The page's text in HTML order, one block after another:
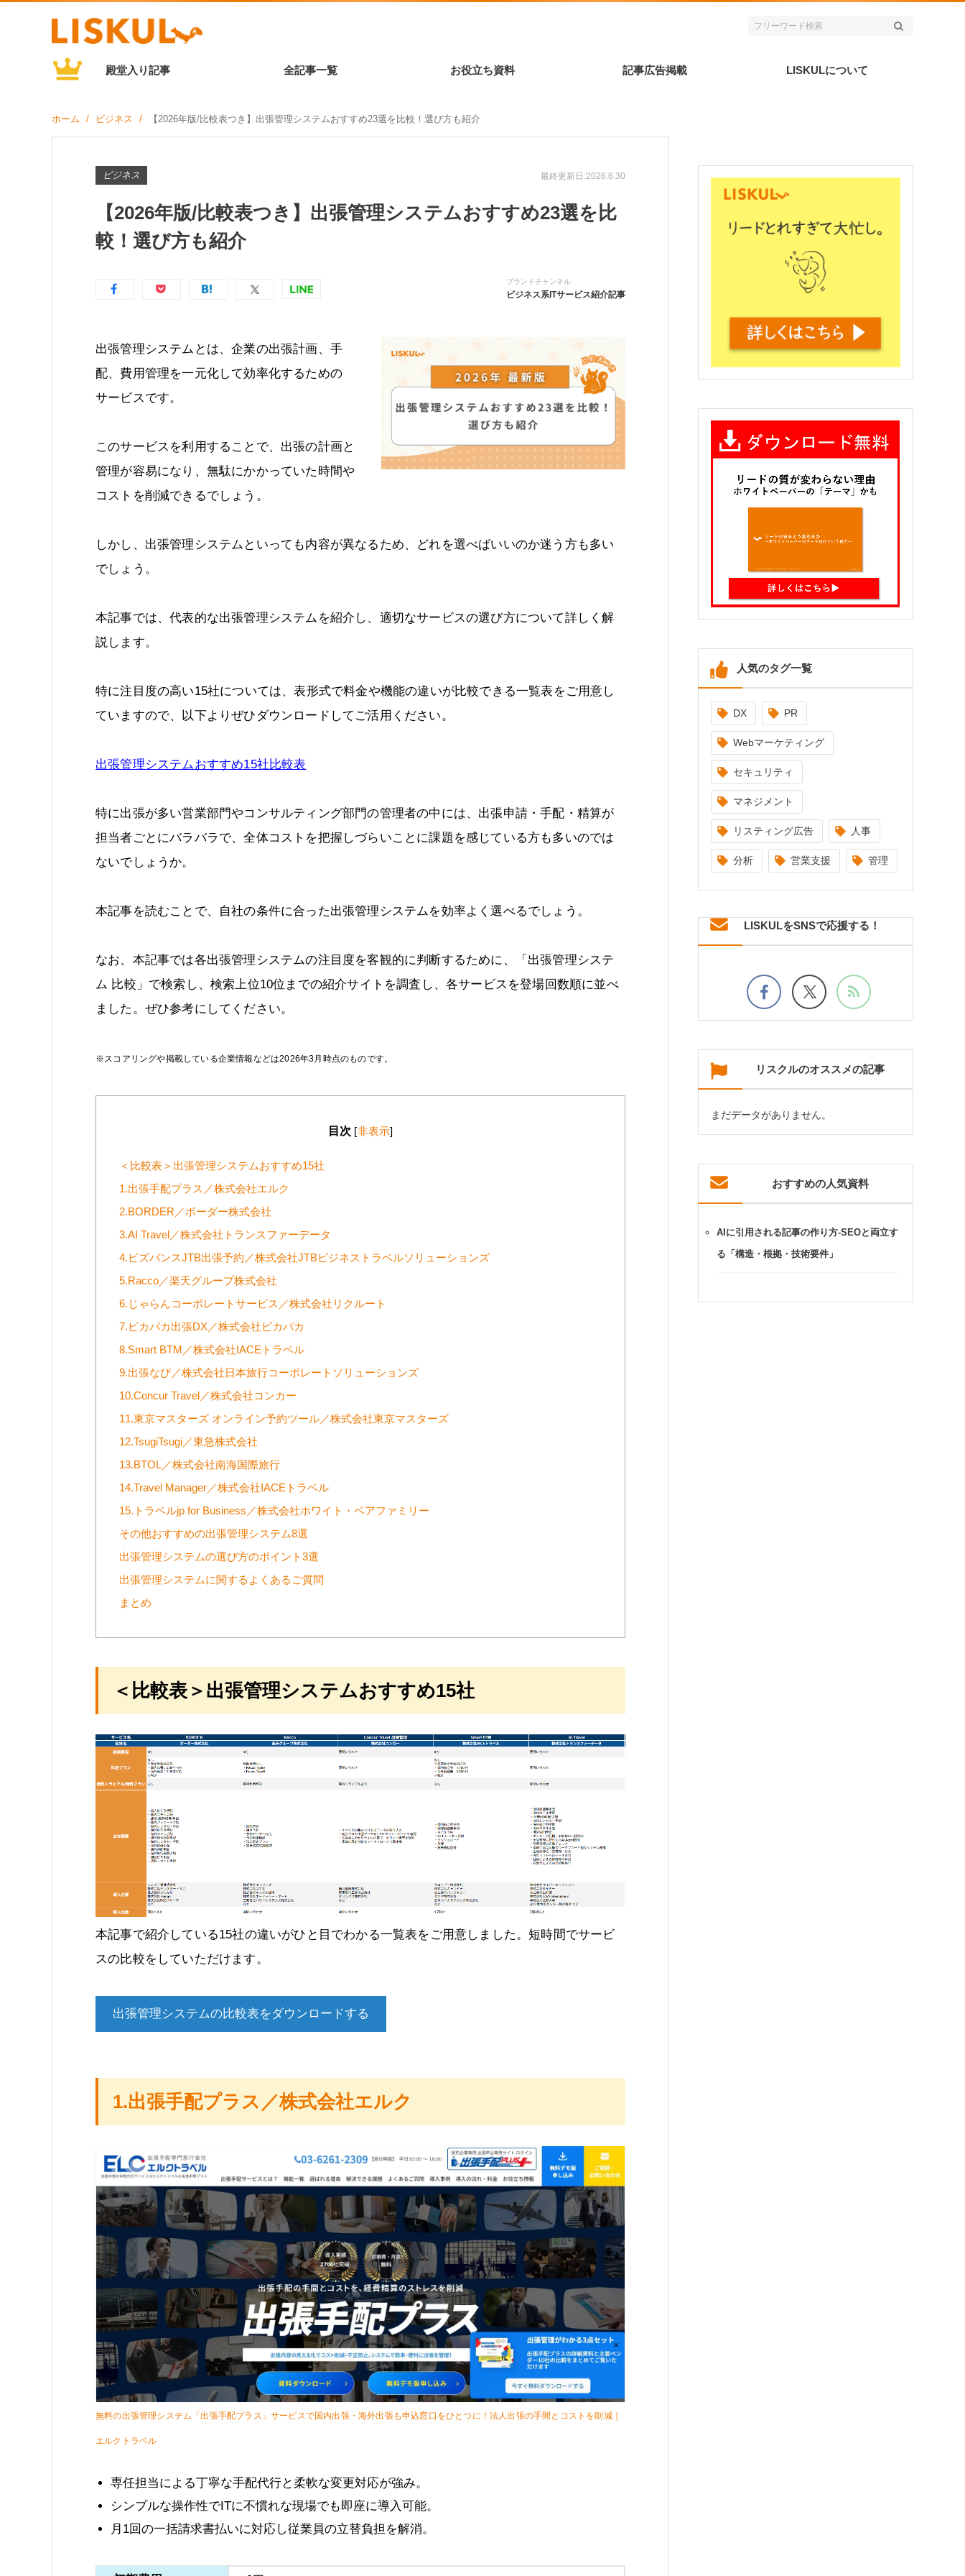
殿堂入り記事 全記事一覧 お役立ち資料 記事広告掲載 LISKULについて
ホーム ビジネス 【2026年版/比較表つき】出張管理システムおすすめ23選を比較！選び方も紹介
ビジネス 最終更新日:2026.6.30
【2026年版/比較表つき】出張管理システムおすすめ23選を比
較！選び方も紹介
ブランドチャンネル
ビジネス系ITサービス紹介記事
出張管理システムとは、企業の出張計画、手
配、費用管理を一元化して効率化するための
サービスです。
このサービスを利用することで、出張の計画と
管理が容易になり、無駄にかかっていた時間や
コストを削減できるでしょう。
しかし、出張管理システムといっても内容が異なるため、どれを選べばいいのか迷う方も多い
でしょう。
本記事では、代表的な出張管理システムを紹介し、適切なサービスの選び方について詳しく解
説します。
特に注目度の高い15社については、表形式で料金や機能の違いが比較できる一覧表をご用意し
ていますので、以下よりぜひダウンロードしてご活用ください。
出張管理システムおすすめ15社比較表
特に出張が多い営業部門やコンサルティング部門の管理者の中には、出張申請・手配・精算が
担当者ごとにバラバラで、全体コストを把握しづらいことに課題を感じている方も多いのでは
ないでしょうか。
本記事を読むことで、自社の条件に合った出張管理システムを効率よく選べるでしょう。
なお、本記事では各出張管理システムの注目度を客観的に判断するために、「出張管理システ
ム 比較」で検索し、検索上位10位までの紹介サイトを調査し、各サービスを登場回数順に並べ
ました。ぜひ参考にしてください。
※スコアリングや掲載している企業情報などは2026年3月時点のものです。
目次 [非表示]
＜比較表＞出張管理システムおすすめ15社
1.出張手配プラス／株式会社エルク
2.BORDER／ボーダー株式会社
3.AI Travel／株式会社トランスファーデータ
4.ビズバンスJTB出張予約／株式会社JTBビジネストラベルソリューションズ
5.Racco／楽天グループ株式会社
6.じゃらんコーポレートサービス／株式会社リクルート
7.ピカパカ出張DX／株式会社ピカパカ
8.Smart BTM／株式会社IACEトラベル
9.出張なび／株式会社日本旅行コーポレートソリューションズ
10.Concur Travel／株式会社コンカー
11.東京マスターズ オンライン予約ツール／株式会社東京マスターズ
12.TsugiTsugi／東急株式会社
13.BTOL／株式会社南海国際旅行
14.Travel Manager／株式会社IACEトラベル
15.トラベルjp for Business／株式会社ホワイト・ベアファミリー
その他おすすめの出張管理システム8選
出張管理システムの選び方のポイント3選
出張管理システムに関するよくあるご質問
まとめ
＜比較表＞出張管理システムおすすめ15社
本記事で紹介している15社の違いがひと目でわかる一覧表をご用意しました。短時間でサービ
スの比較をしていただけます。
出張管理システムの比較表をダウンロードする
1.出張手配プラス／株式会社エルク
無料の出張管理システム「出張手配プラス」サービスで国内出張・海外出張も申込窓口をひとつに！法人出張の手間とコストを削減｜
エルクトラベル
専任担当による丁寧な手配代行と柔軟な変更対応が強み。
シンプルな操作性でITに不慣れな現場でも即座に導入可能。
月1回の一括請求書払いに対応し従業員の立替負担を解消。
人気のタグ一覧
DX PR
Webマーケティング
セキュリティ
マネジメント
リスティング広告 人事
分析 営業支援 管理
LISKULをSNSで応援する！
リスクルのオススメの記事
まだデータがありません。
おすすめの人気資料
AIに引用される記事の作り方-SEOと両立す
る「構造・根拠・技術要件」